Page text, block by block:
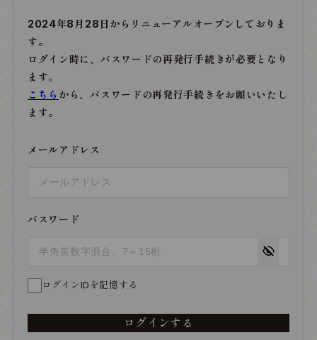
2024年8月28日からリニューアルオープンしておりま
す。
ログイン時に、パスワードの再発行手続きが必要となり
ます。
こちら から、パスワードの再発行手続きをお願いいたし
ます。
メールアドレス
パスワード
ログインIDを記憶する
ログインする